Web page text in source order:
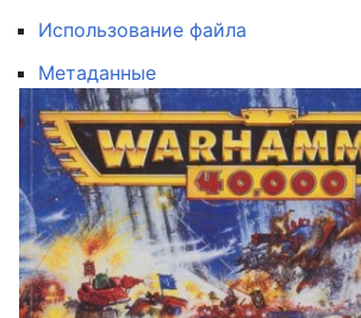
Использование файла
Метаданные